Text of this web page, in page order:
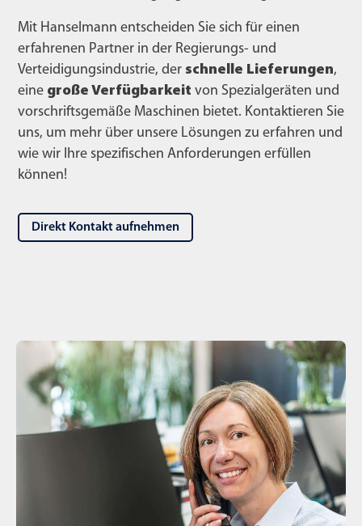
Mit Hanselmann entscheiden Sie sich für einen
erfahrenen Partner in der Regierungs- und
Verteidigungsindustrie, der schnelle Lieferungen,
eine große Verfügbarkeit von Spezialgeräten und
vorschriftsgemäße Maschinen bietet. Kontaktieren Sie
uns, um mehr über unsere Lösungen zu erfahren und
wie wir Ihre spezifischen Anforderungen erfüllen
können!
Direkt Kontakt aufnehmen